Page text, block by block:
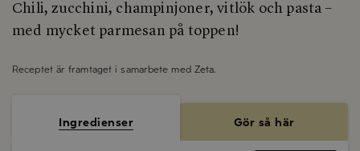
Chili, zucchini, champinjoner, vitlök och pasta –
med mycket parmesan på toppen!
Receptet är framtaget i samarbete med Zeta.
Ingredienser Gör så här